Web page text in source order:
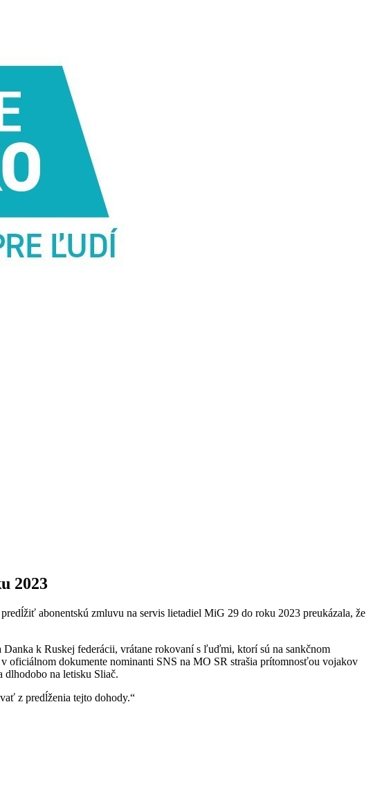
2023
abonentskú zmluvu na servis lietadiel MiG 29 do roku 2023 preukázala, že
k Ruskej federácii, vrátane rokovaní s ľuďmi, ktorí sú na sankčnom
oficiálnom dokumente nominanti SNS na MO SR strašia prítomnosťou vojakov
na letisku Sliač.
z predĺženia tejto dohody.“